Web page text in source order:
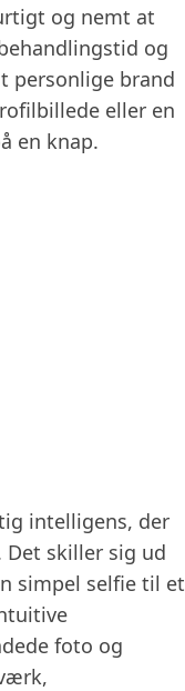
og nemt at
og
personlige brand
eller en
en knap.
intelligens, der
skiller sig ud
simpel selfie til et
foto og